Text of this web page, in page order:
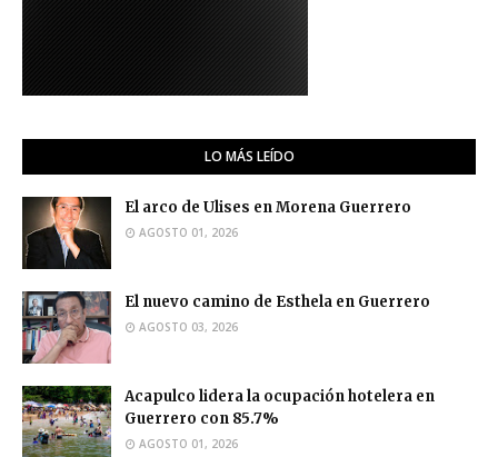
LO MÁS LEÍDO
El arco de Ulises en Morena Guerrero
AGOSTO 01, 2026
El nuevo camino de Esthela en Guerrero
AGOSTO 03, 2026
Acapulco lidera la ocupación hotelera en
Guerrero con 85.7%
AGOSTO 01, 2026